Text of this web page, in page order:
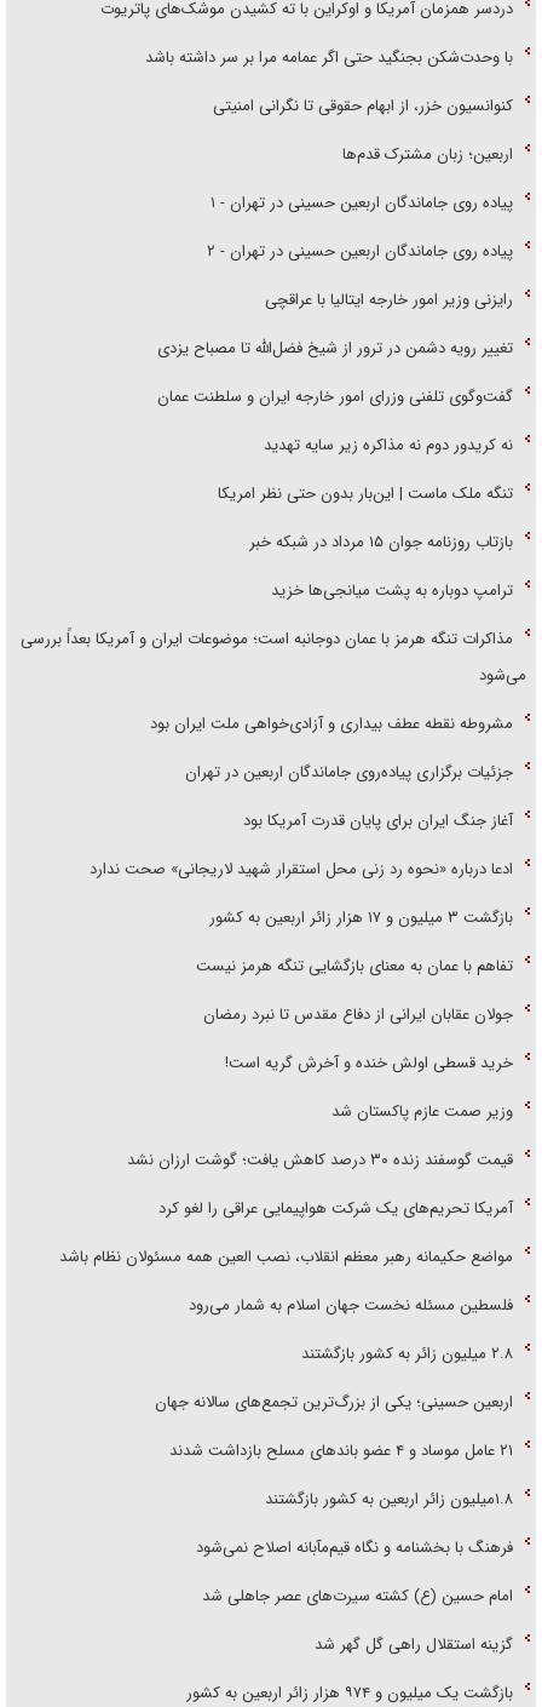
دردسر همزمان آمریکا و اوکراین با ته کشیدن موشک‌های پاتریوت
با وحدت‌شکن بجنگید حتی اگر عمامه مرا بر سر داشته باشد
کنوانسیون خزر، از ابهام حقوقی تا نگرانی امنیتی
اربعین؛ زبان مشترک قدم‌ها
پیاده روی جاماندگان اربعین حسینی در تهران - ۱
پیاده روی جاماندگان اربعین حسینی در تهران - ۲
رایزنی وزیر امور خارجه ایتالیا با عراقچی
تغییر رویه دشمن در ترور از شیخ فضل‌الله تا مصباح یزدی
گفت‌وگوی تلفنی وزرای امور خارجه ایران و سلطنت عمان
نه کریدور دوم نه مذاکره زیر سایه تهدید
تنگه ملک ماست | این‌بار بدون حتی نظر امریکا
بازتاب روزنامه جوان ۱۵ مرداد در شبکه خبر
ترامپ دوباره به پشت میانجی‌ها خزید
مذاکرات تنگه هرمز با عمان دوجانبه است؛ موضوعات ایران و آمریکا بعداً بررسی
می‌شود
مشروطه نقطه عطف بیداری و آزادی‌خواهی ملت ایران بود
جزئیات برگزاری پیاده‌روی جاماندگان اربعین در تهران
آغاز جنگ ایران برای پایان قدرت آمریکا بود
ادعا درباره «نحوه رد زنی محل استقرار شهید لاریجانی» صحت ندارد
بازگشت ۳ میلیون و ۱۷ هزار زائر اربعین به کشور
تفاهم با عمان به معنای بازگشایی تنگه هرمز نیست
جولان عقابان ایرانی از دفاع مقدس تا نبرد رمضان
خرید قسطی اولش خنده و آخرش گریه است!
وزیر صمت عازم پاکستان شد
قیمت گوسفند زنده ۳۰ درصد کاهش یافت؛ گوشت ارزان نشد
آمریکا تحریم‌های یک شرکت هواپیمایی عراقی را لغو کرد
مواضع حکیمانه رهبر معظم انقلاب، نصب العین همه مسئولان نظام باشد
فلسطین مسئله نخست جهان اسلام به شمار می‌رود
۲.۸ میلیون زائر به کشور بازگشتند
اربعین حسینی؛ یکی از بزرگ‌ترین تجمع‌های سالانه جهان
۲۱ عامل موساد و ۴ عضو باند‌های مسلح بازداشت شدند
۱.۸میلیون زائر اربعین به کشور بازگشتند
فرهنگ با بخشنامه و نگاه قیم‌مآبانه اصلاح نمی‌شود
امام حسین (ع) کشته سیرت‌های عصر جاهلی شد
گزینه استقلال راهی گل گهر شد
بازگشت یک میلیون و ۹۷۴ هزار زائر اربعین به کشور